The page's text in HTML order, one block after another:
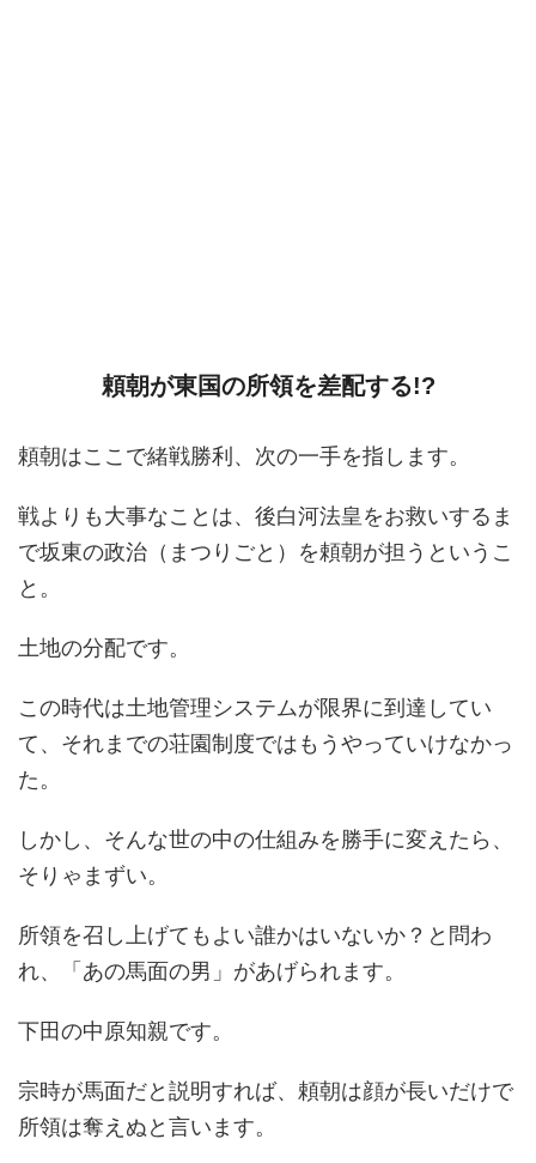
頼朝が東国の所領を差配する!?
頼朝はここで緒戦勝利、次の一手を指します。
戦よりも大事なことは、後白河法皇をお救いするま
で坂東の政治（まつりごと）を頼朝が担うというこ
と。
土地の分配です。
この時代は土地管理システムが限界に到達してい
て、それまでの荘園制度ではもうやっていけなかっ
た。
しかし、そんな世の中の仕組みを勝手に変えたら、
そりゃまずい。
所領を召し上げてもよい誰かはいないか？と問わ
れ、「あの馬面の男」があげられます。
下田の中原知親です。
宗時が馬面だと説明すれば、頼朝は顔が長いだけで
所領は奪えぬと言います。